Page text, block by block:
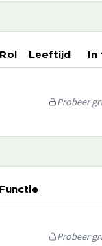
Rol Leeftijd
Probeer
Functie
Probeer